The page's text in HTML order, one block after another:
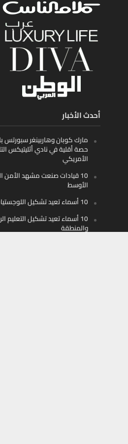
أحدث الأخبار
مارك كوبان وهاربينغر سبورتس
حصة أقلية في نادي أثليتيكس
الأمريكي
10 قيادات صنعت مشهد الأمن
الأوسط
10 أسماء تعيد تشكيل اللوجستيات الذكية في الخليج
10 أسماء تعيد تشكيل التعليم
والمنطقة